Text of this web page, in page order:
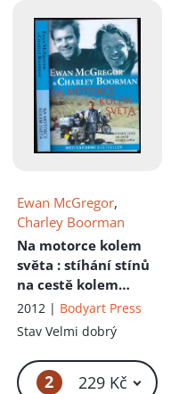
Ewan McGregor,
Charley Boorman
Na motorce kolem
světa : stíhání stínů
na cestě kolem
světa
2012 | Bodyart Press
Stav Velmi dobrý
2 229 Kč